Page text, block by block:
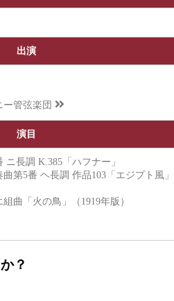
出演
管弦楽団
演目
長調 K.385「ハフナー」
第5番 ヘ長調 作品103「エジプト風」
曲「火の鳥」（1919年版）
？